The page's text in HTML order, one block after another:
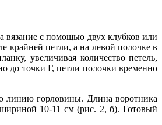
вязание с помощью двух клубков или
крайней петли, а на левой полочке в
увеличивая количество петель,
до точки Г, петли полочки временно
линию горловины. Длина воротника
10-11 см (рис. 2, б). Готовый